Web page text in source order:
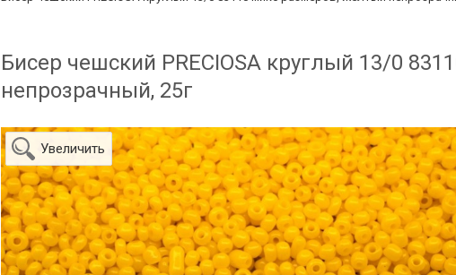
Бисер чешский PRECIOSA круглый 13/0
непрозрачный, 25г
Увеличить